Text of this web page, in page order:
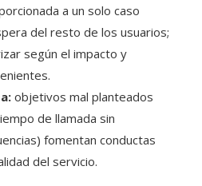
a un solo caso
del resto de los usuarios;
según el impacto y
objetivos mal planteados
de llamada sin
fomentan conductas
del servicio.